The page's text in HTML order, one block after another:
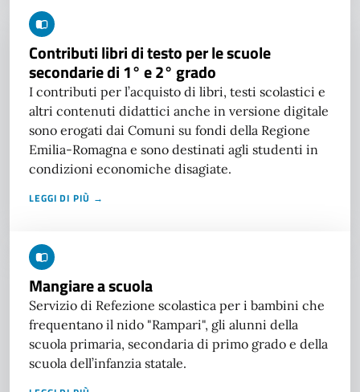
Contributi libri di testo per le scuole
secondarie di 1° e 2° grado
I contributi per l’acquisto di libri, testi scolastici e
altri contenuti didattici anche in versione digitale
sono erogati dai Comuni su fondi della Regione
Emilia-Romagna e sono destinati agli studenti in
condizioni economiche disagiate.
LEGGI DI PIÙ →
Mangiare a scuola
Servizio di Refezione scolastica per i bambini che
frequentano il nido "Rampari", gli alunni della
scuola primaria, secondaria di primo grado e della
scuola dell’infanzia statale.